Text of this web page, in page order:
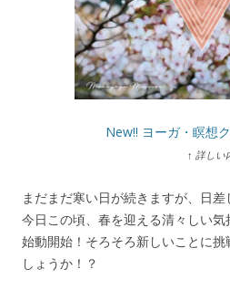
New!! ヨーガ・瞑想
↑ 詳しい
まだまだ寒い日が続きますが、日
今日この頃、春を迎える清々しい
始動開始！そろそろ新しいことに
しょうか！？